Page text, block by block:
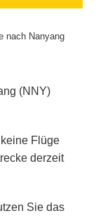
nach Nanyang
(NNY)
Flüge
derzeit
Sie das